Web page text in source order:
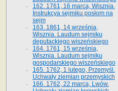
162. 1761, 16 marca, Wisznia.
Instrukcya sejmiku posłom na
sejm
163. 1861, 14 września,
Wisznia. Laudum sejmiku
deputackiego wiszeńskiego
164. 1761, 15 września,
Wisznia. Laudum sejmiku
gospodarskiego wiszeńskiego
165. 1762, 1 lutego, Przemyśl.
Uchwały ziemian przemyskich
166. 1762, 22 marca, Lwów.